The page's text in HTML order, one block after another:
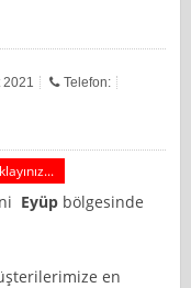
2021 Telefon:
Eyüp bölgesinde
en